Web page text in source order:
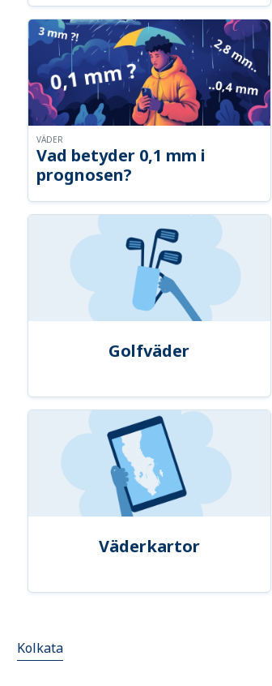
Vad betyder 0,1 mm i
prognosen?
VÄDER
Golfväder
Väderkartor
Kolkata